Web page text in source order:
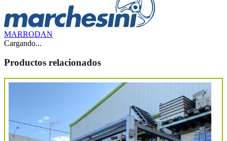
MARRODAN
Cargando...
Productos relacionados